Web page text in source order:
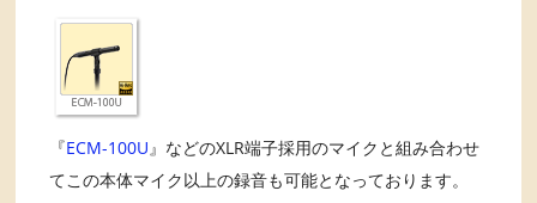
『ECM-100U 』などのXLR端子採用のマイクと組み合わせ
てこの本体マイク以上の録音も可能となっております。